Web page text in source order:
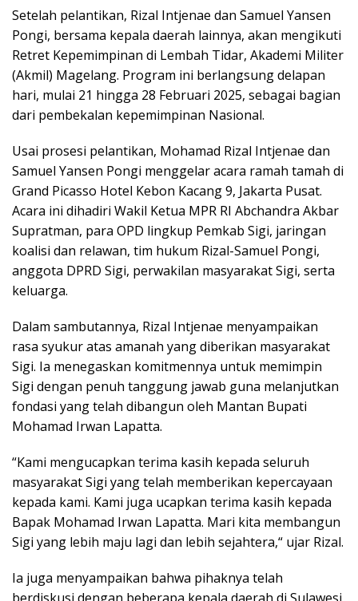
Setelah pelantikan, Rizal Intjenae dan Samuel Yansen
Pongi, bersama kepala daerah lainnya, akan mengikuti
Retret Kepemimpinan di Lembah Tidar, Akademi Militer
(Akmil) Magelang. Program ini berlangsung delapan
hari, mulai 21 hingga 28 Februari 2025, sebagai bagian
dari pembekalan kepemimpinan Nasional.
Usai prosesi pelantikan, Mohamad Rizal Intjenae dan
Samuel Yansen Pongi menggelar acara ramah tamah di
Grand Picasso Hotel Kebon Kacang 9, Jakarta Pusat.
Acara ini dihadiri Wakil Ketua MPR RI Abchandra Akbar
Supratman, para OPD lingkup Pemkab Sigi, jaringan
koalisi dan relawan, tim hukum Rizal-Samuel Pongi,
anggota DPRD Sigi, perwakilan masyarakat Sigi, serta
keluarga.
Dalam sambutannya, Rizal Intjenae menyampaikan
rasa syukur atas amanah yang diberikan masyarakat
Sigi. Ia menegaskan komitmennya untuk memimpin
Sigi dengan penuh tanggung jawab guna melanjutkan
fondasi yang telah dibangun oleh Mantan Bupati
Mohamad Irwan Lapatta.
“Kami mengucapkan terima kasih kepada seluruh
masyarakat Sigi yang telah memberikan kepercayaan
kepada kami. Kami juga ucapkan terima kasih kepada
Bapak Mohamad Irwan Lapatta. Mari kita membangun
Sigi yang lebih maju lagi dan lebih sejahtera,“ ujar Rizal.
Ia juga menyampaikan bahwa pihaknya telah
berdiskusi dengan beberapa kepala daerah di Sulawesi